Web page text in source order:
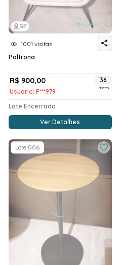
SP
1001 visitas
Poltrona
R$ 900,00
Usuario: F***979
36
Lances
Lote Encerrado
Ver Detalhes
Lote 006